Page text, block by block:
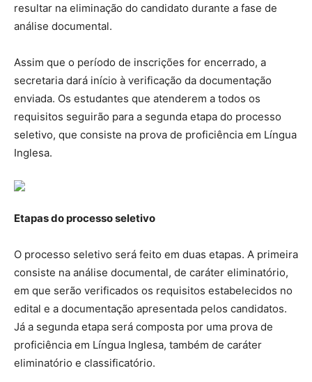
resultar na eliminação do candidato durante a fase de
análise documental.
Assim que o período de inscrições for encerrado, a
secretaria dará início à verificação da documentação
enviada. Os estudantes que atenderem a todos os
requisitos seguirão para a segunda etapa do processo
seletivo, que consiste na prova de proficiência em Língua
Inglesa.
Etapas do processo seletivo
O processo seletivo será feito em duas etapas. A primeira
consiste na análise documental, de caráter eliminatório,
em que serão verificados os requisitos estabelecidos no
edital e a documentação apresentada pelos candidatos.
Já a segunda etapa será composta por uma prova de
proficiência em Língua Inglesa, também de caráter
eliminatório e classificatório.